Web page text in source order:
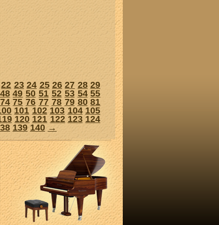
22 23 24 25 26 27 28 29
48 49 50 51 52 53 54 55
74 75 76 77 78 79 80 81
101 102 103 104 105
120 121 122 123 124
139 140 →